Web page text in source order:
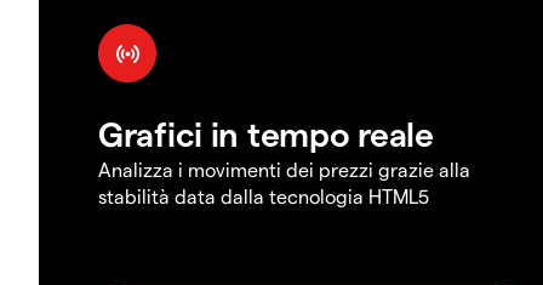
Grafici in tempo reale
Analizza i movimenti dei prezzi grazie alla
stabilità data dalla tecnologia HTML5